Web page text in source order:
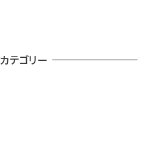
カテゴリー